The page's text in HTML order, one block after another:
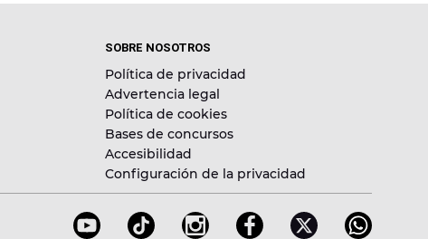
SOBRE NOSOTROS
Política de privacidad
Advertencia legal
Política de cookies
Bases de concursos
Accesibilidad
Configuración de la privacidad